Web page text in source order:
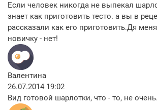
Если человек никогда не выпекал
знает как приготовить тесто. а вы в
рассказали как его приготовить.Дя
новичку - нет!
Валентина
26.07.2014 19:02
Вид готовой шарлотки, что - то, не